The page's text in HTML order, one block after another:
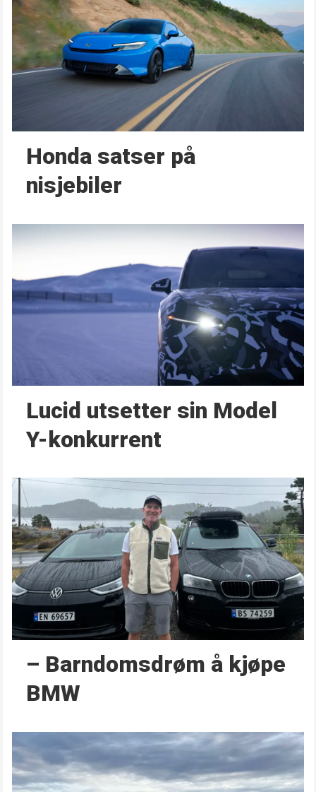
Honda satser på
nisjebiler
Lucid utsetter sin Model
Y-konkurrent
– Barndoms­drøm å kjøpe
BMW